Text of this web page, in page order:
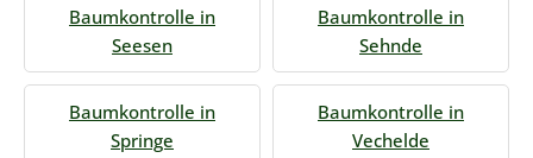
Baumkontrolle in
Seesen
Baumkontrolle in
Sehnde
Baumkontrolle in
Springe
Baumkontrolle in
Vechelde